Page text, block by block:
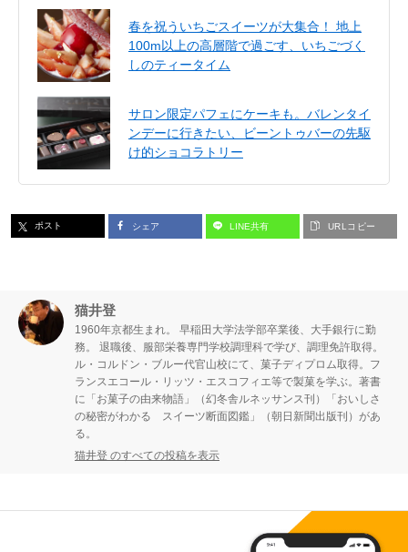
春を祝ういちごスイーツが大集合！ 地上
100m以上の高層階で過ごす、いちごづく
しのティータイム
サロン限定パフェにケーキも。バレンタイ
ンデーに行きたい、ビーントゥバーの先駆
け的ショコラトリー
ポスト シェア LINE共有 URLコピー
猫井登
1960年京都生まれ。 早稲田大学法学部卒業後、大手銀行に勤
務。 退職後、服部栄養専門学校調理科で学び、調理免許取得。
ル・コルドン・ブルー代官山校にて、菓子ディプロム取得。フ
ランスエコール・リッツ・エスコフィエ等で製菓を学ぶ。著書
に「お菓子の由来物語」（幻冬舎ルネッサンス刊）「おいしさ
の秘密がわかる スイーツ断面図鑑」（朝日新聞出版刊）があ
る。
猫井登 のすべての投稿を表示